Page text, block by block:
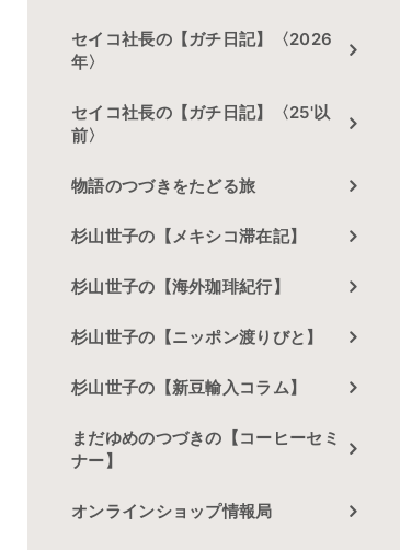
セイコ社長の【ガチ日記】〈2026
年〉
セイコ社長の【ガチ日記】〈25'以
前〉
物語のつづきをたどる旅
杉山世子の【メキシコ滞在記】
杉山世子の【海外珈琲紀行】
杉山世子の【ニッポン渡りびと】
杉山世子の【新豆輸入コラム】
まだゆめのつづきの【コーヒーセミ
ナー】
オンラインショップ情報局